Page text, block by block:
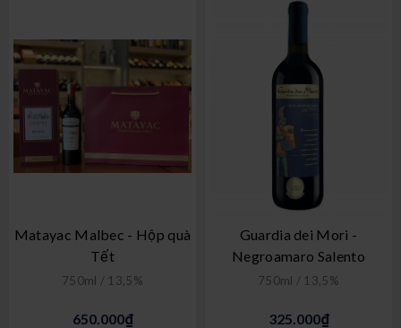
Matayac Malbec - Hộp quà
Tết
750ml / 13,5%
650.000₫
Guardia dei Mori -
Negroamaro Salento
750ml / 13,5%
325.000₫